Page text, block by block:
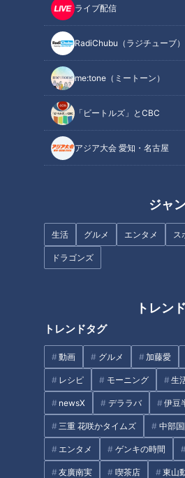
ライブ配信
RadiChubu（ラジチューブ）
me:tone（ミートーン）
「ビートルズ」とCBC
アジア大会 愛知・名古屋
ジャ
生活 グルメ エンタメ ス
ドラゴンズ
トレン
トレンドタグ
動画 グルメ 加藤愛
レシピ モーニング 生
newsX デララバ 伊豆
三重 花咲かタイムズ 中部
エンタメ ゲンキの時間
友廣南実 喫茶店 東山
1889年（明治22年）、日本人の妻と
た英国人実業家ジョン・クリフォー
は、宝塚の山中に趣味の狩猟に出か
泉を発見する。ウィルキンソンさん
リスに送って成分を分析してもらっ
る水と肩を並べるほど良質なミネラ
判明した。当時の日本には海外から
の多くは食事の時に、ガス入りの炭
れは商売になる！」ウィルキンソン